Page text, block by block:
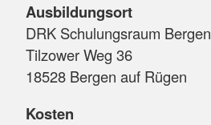
Ausbildungsort
DRK Schulungsraum Bergen
Tilzower Weg 36
18528 Bergen auf Rügen
Kosten